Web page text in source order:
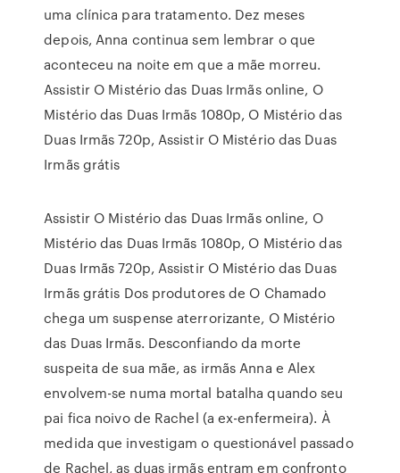
uma clínica para tratamento. Dez meses
depois, Anna continua sem lembrar o que
aconteceu na noite em que a mãe morreu.
Assistir O Mistério das Duas Irmãs online, O
Mistério das Duas Irmãs 1080p, O Mistério das
Duas Irmãs 720p, Assistir O Mistério das Duas
Irmãs grátis
Assistir O Mistério das Duas Irmãs online, O
Mistério das Duas Irmãs 1080p, O Mistério das
Duas Irmãs 720p, Assistir O Mistério das Duas
Irmãs grátis Dos produtores de O Chamado
chega um suspense aterrorizante, O Mistério
das Duas Irmãs. Desconfiando da morte
suspeita de sua mãe, as irmãs Anna e Alex
envolvem-se numa mortal batalha quando seu
pai fica noivo de Rachel (a ex-enfermeira). À
medida que investigam o questionável passado
de Rachel, as duas irmãs entram em confronto